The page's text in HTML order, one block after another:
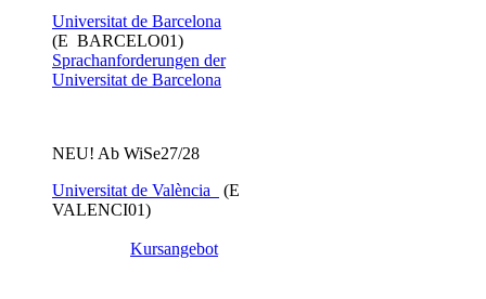
Universitat de Barcelona
(E BARCELO01)
Sprachanforderungen der
Universitat de Barcelona
NEU! Ab WiSe27/28
Universitat de València
​ (E
VALENCI01)
Kursangebot